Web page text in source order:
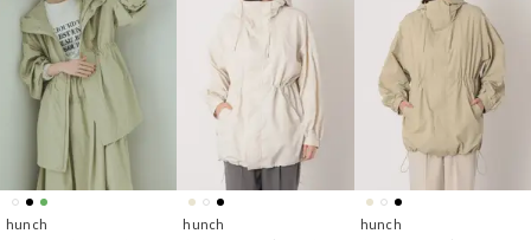
hunch hunch hunch